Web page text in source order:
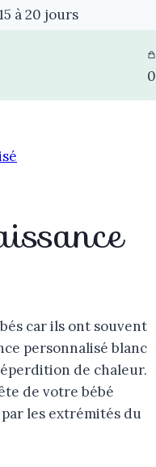
à 20 jours
0
car ils ont souvent
personnalisé blanc
de chaleur.
de votre bébé
par les extrémités du